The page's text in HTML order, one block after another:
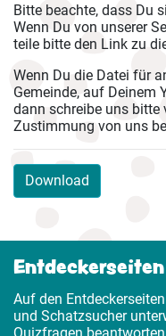
Bitte beachte, dass Du
Wenn Du von unserer
teile bitte den Link zu
Wenn Du die Datei für
Gemeinde, auf Deinem
dann schreibe uns bitte
Zustimmung von uns
Download
Entdeckerseiten
Auf den
und Schatzsucher